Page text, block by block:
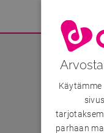
parhaan